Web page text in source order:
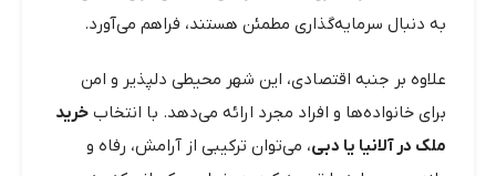
به دنبال سرمایه‌گذاری مطمئن هستند، فراهم می‌آورد.
علاوه بر جنبه اقتصادی، این شهر محیطی دلپذیر و امن
برای خانواده‌ها و افراد مجرد ارائه می‌دهد. با انتخاب خرید
ملک در آلانیا یا دبی، می‌توان ترکیبی از آرامش، رفاه و